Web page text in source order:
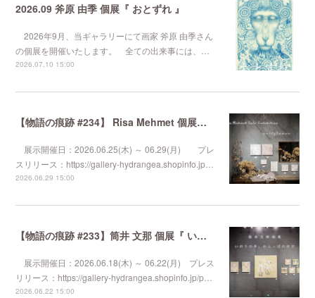
2026.09 斧原 由季 個展『 おとずれ 』
2026年9月、当ギャラリーにて画家 斧原 由季さん
の個展を開催いたします。 全ての出来事には、…
2026.07.10 15:00
【物語の痕跡 #234】 Risa Mehmet 個展『 wallflower 』
展示開催日：2026.06.25(木) ～ 06.29(月) プレ
スリリース：https://gallery-hydrangea.shopinfo.jp…
2026.06.29 15:00
【物語の痕跡 #233】筒井 文那 個展『 いのりの手、からっぽのゆび 』
展示開催日：2026.06.18(木) ～ 06.22(月) プレス
リリース：https://gallery-hydrangea.shopinfo.jp/p…
2026.06.22 15:00